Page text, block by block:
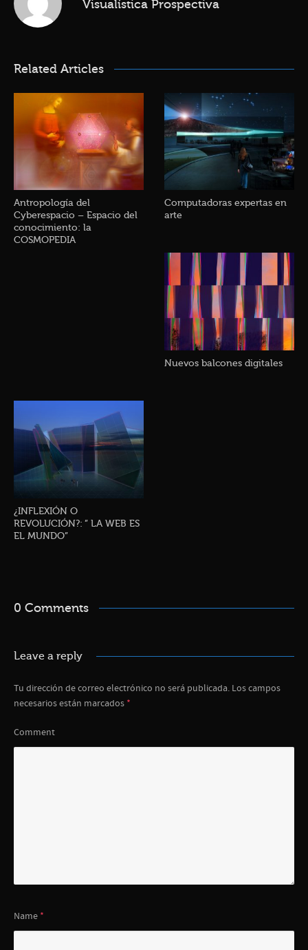
Visualística Prospectiva
Related Articles
Antropología del
Cyberespacio – Espacio del
conocimiento: la
COSMOPEDIA
Computadoras expertas en
arte
Nuevos balcones digitales
¿INFLEXIÓN O
REVOLUCIÓN?: ” LA WEB ES
EL MUNDO”
0 Comments
Leave a reply
Tu dirección de correo electrónico no será publicada. Los campos
necesarios están marcados *
Comment
Name *